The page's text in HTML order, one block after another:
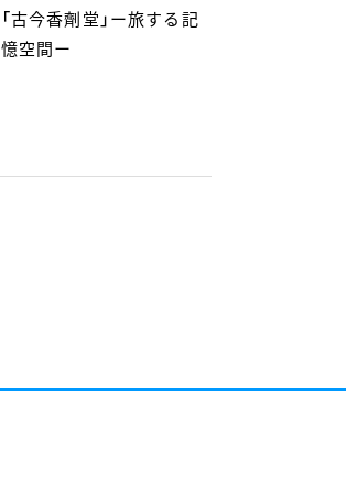
「古今香劑堂」ー旅する記
憶空間ー